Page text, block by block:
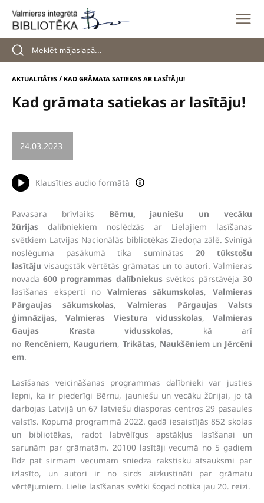
content
AKTUALITĀTES / KAD GRĀMATA SATIEKAS AR LASĪTĀJU!
Kad grāmata satiekas ar lasītāju!
24.03.2023
Klausīties audio formātā
Pavasara brīvlaiks Bērnu, jauniešu un vecāku
žūrijas dalībniekiem noslēdzās ar Lielajiem lasīšanas
svētkiem Latvijas Nacionālās bibliotēkas Ziedoņa zālē. Svinīgā
noslēguma pasākumā tika suminātas 20 tūkstošu
lasītāju visaugstāk vērtētās grāmatas un to autori. Valmieras
novada600 programmas dalībniekus svētkos pārstāvēja 30
lasīšanas eksperti no Valmieras sākumskolas,Valmieras
Pārgaujas sākumskolas, Valmieras Pārgaujas Valsts
ģimnāzijas,Valmieras Viestura vidusskolas, Valmieras
Gaujas Krasta vidusskolas, kā arī
no Rencēniem, Kauguriem,Trikātas, Naukšēniemun Jērcēni
em.
Lasīšanas veicināšanas programmas dalībnieki var justies
lepni, ka ir piederīgi Bērnu, jauniešu un vecāku žūrijai, jo tā
darbojas Latvijā un 67 latviešu diasporas centros 29 pasaules
valstīs. Kopumā programmā 2022. gadā iesaistījās 852 skolas
un bibliotēkas, radot labvēlīgus apstākļus lasīšanai un
sarunām par grāmatām. 20100 lasītāji vecumā no 5 gadiem
līdz pat sirmam vecumam sniedza rakstisku atsauksmi par
izlasīto, un autori ir no sirds aizkustināti par grāmatu
vērtējumiem. Lielie lasīšanas svētki šogad notika jau 20. reizi.